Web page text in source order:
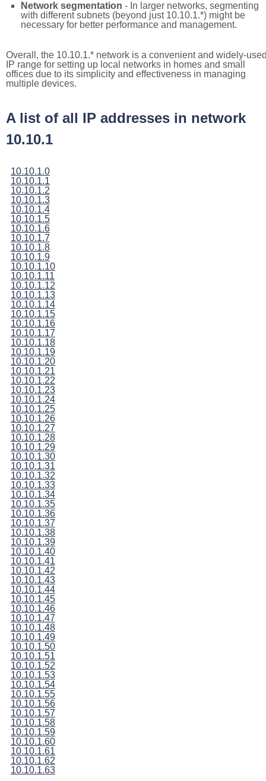
Network segmentation - In larger networks, segmenting
with different subnets (beyond just 10.10.1.*) might be
necessary for better performance and management.
Overall, the 10.10.1.* network is a convenient and widely-
IP range for setting up local networks in homes and small
offices due to its simplicity and effectiveness in managing
multiple devices.
A list of all IP addresses in network
10.10.1
10.10.1.0
10.10.1.1
10.10.1.2
10.10.1.3
10.10.1.4
10.10.1.5
10.10.1.6
10.10.1.7
10.10.1.8
10.10.1.9
10.10.1.10
10.10.1.11
10.10.1.12
10.10.1.13
10.10.1.14
10.10.1.15
10.10.1.16
10.10.1.17
10.10.1.18
10.10.1.19
10.10.1.20
10.10.1.21
10.10.1.22
10.10.1.23
10.10.1.24
10.10.1.25
10.10.1.26
10.10.1.27
10.10.1.28
10.10.1.29
10.10.1.30
10.10.1.31
10.10.1.32
10.10.1.33
10.10.1.34
10.10.1.35
10.10.1.36
10.10.1.37
10.10.1.38
10.10.1.39
10.10.1.40
10.10.1.41
10.10.1.42
10.10.1.43
10.10.1.44
10.10.1.45
10.10.1.46
10.10.1.47
10.10.1.48
10.10.1.49
10.10.1.50
10.10.1.51
10.10.1.52
10.10.1.53
10.10.1.54
10.10.1.55
10.10.1.56
10.10.1.57
10.10.1.58
10.10.1.59
10.10.1.60
10.10.1.61
10.10.1.62
10.10.1.63